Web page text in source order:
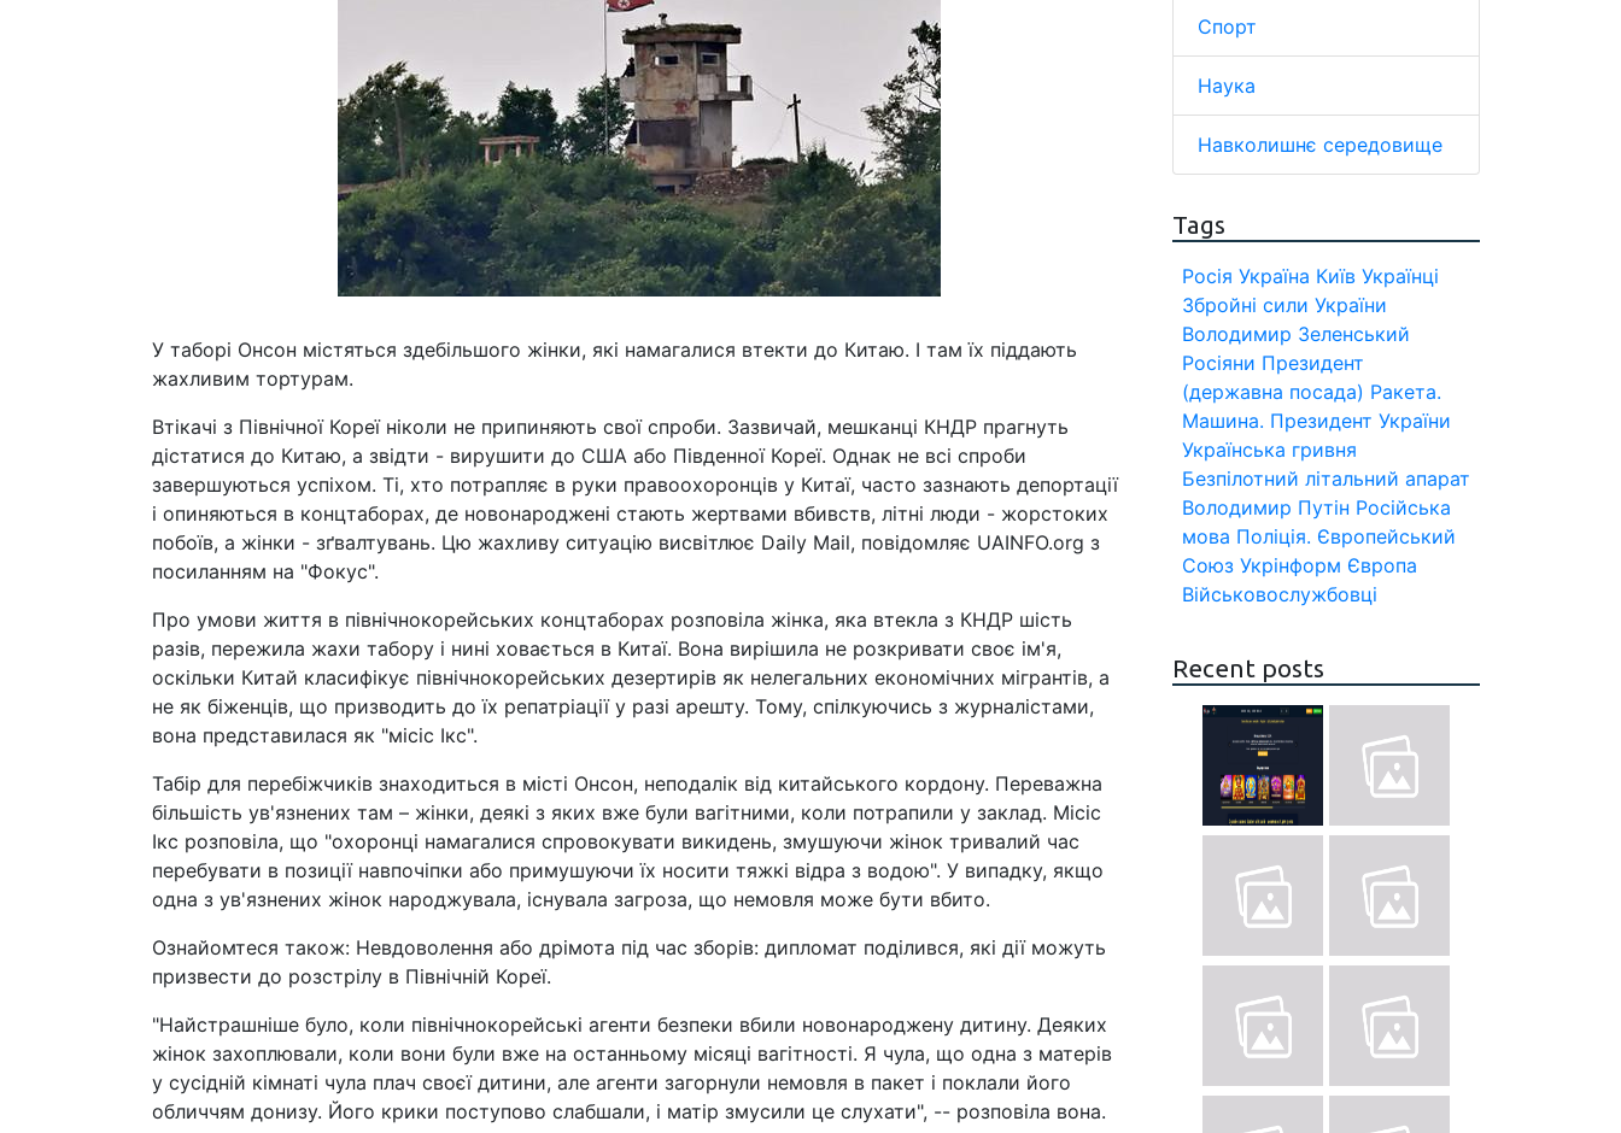
У таборі Онсон містяться здебільшого жінки, які намагалися втекти до Китаю. І там їх піддають
жахливим тортурам.
Втікачі з Північної Кореї ніколи не припиняють свої спроби. Зазвичай, мешканці КНДР прагнуть
дістатися до Китаю, а звідти - вирушити до США або Південної Кореї. Однак не всі спроби
завершуються успіхом. Ті, хто потрапляє в руки правоохоронців у Китаї, часто зазнають депортації
і опиняються в концтаборах, де новонароджені стають жертвами вбивств, літні люди - жорстоких
побоїв, а жінки - зґвалтувань. Цю жахливу ситуацію висвітлює Daily Mail, повідомляє UAINFO.org з
посиланням на "Фокус".
Про умови життя в північнокорейських концтаборах розповіла жінка, яка втекла з КНДР шість
разів, пережила жахи табору і нині ховається в Китаї. Вона вирішила не розкривати своє ім'я,
оскільки Китай класифікує північнокорейських дезертирів як нелегальних економічних мігрантів, а
не як біженців, що призводить до їх репатріації у разі арешту. Тому, спілкуючись з журналістами,
вона представилася як "місіс Ікс".
Табір для перебіжчиків знаходиться в місті Онсон, неподалік від китайського кордону. Переважна
більшість ув'язнених там – жінки, деякі з яких вже були вагітними, коли потрапили у заклад. Місіс
Ікс розповіла, що "охоронці намагалися спровокувати викидень, змушуючи жінок тривалий час
перебувати в позиції навпочіпки або примушуючи їх носити тяжкі відра з водою". У випадку, якщо
одна з ув'язнених жінок народжувала, існувала загроза, що немовля може бути вбито.
Ознайомтеся також: Невдоволення або дрімота під час зборів: дипломат поділився, які дії можуть
призвести до розстрілу в Північній Кореї.
"Найстрашніше було, коли північнокорейські агенти безпеки вбили новонароджену дитину. Деяких
жінок захоплювали, коли вони були вже на останньому місяці вагітності. Я чула, що одна з матерів
у сусідній кімнаті чула плач своєї дитини, але агенти загорнули немовля в пакет і поклали його
обличчям донизу. Його крики поступово слабшали, і матір змусили це слухати", -- розповіла вона.
Спорт
Наука
Навколишнє середовище
Tags
Росія Україна Київ Українці
Збройні сили України
Володимир Зеленський
Росіяни Президент
(державна посада) Ракета.
Машина. Президент України
Українська гривня
Безпілотний літальний апарат
Володимир Путін Російська
мова Поліція. Європейський
Союз Укрінформ Європа
Військовослужбовці
Recent posts